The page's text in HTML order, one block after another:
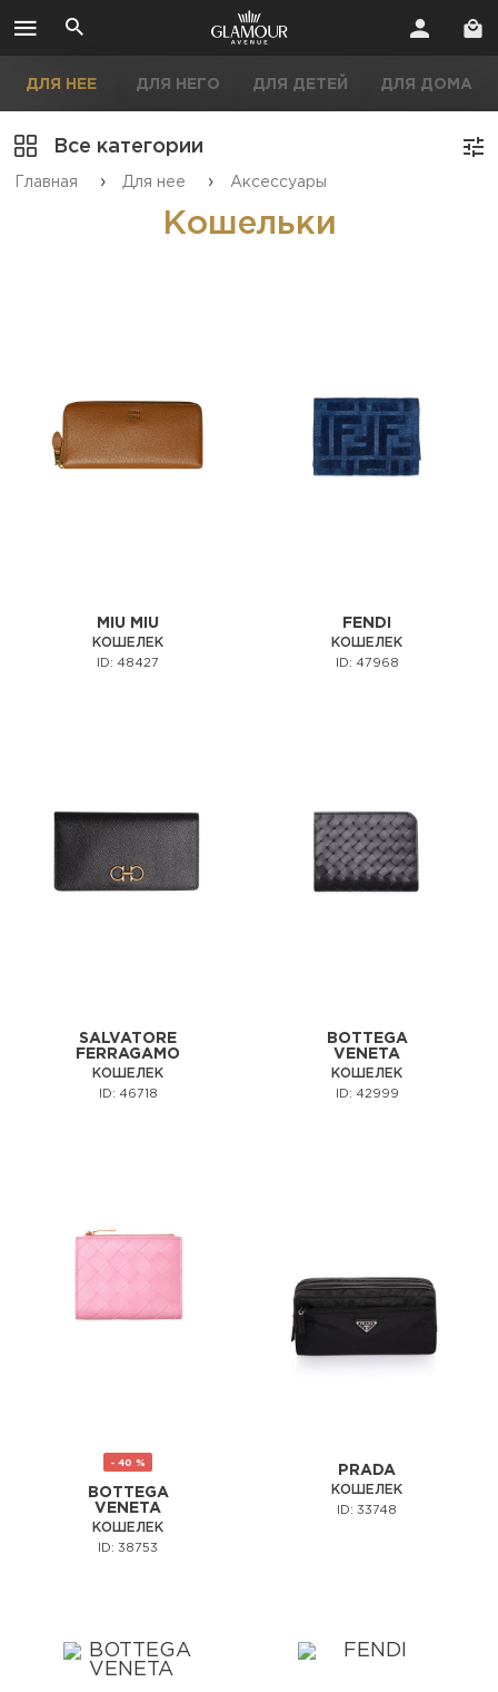
ДЛЯ НЕЕ ДЛЯ НЕГО ДЛЯ ДЕТЕЙ ДЛЯ ДОМА
Все категории
Главная › Для нее › Аксессуары
Кошельки
MIU MIU
КОШЕЛЕК
ID: 48427
FENDI
КОШЕЛЕК
ID: 47968
SALVATORE
FERRAGAMO
КОШЕЛЕК
ID: 46718
BOTTEGA
VENETA
КОШЕЛЕК
ID: 42999
- 40 %
BOTTEGA
VENETA
КОШЕЛЕК
ID: 38753
PRADA
КОШЕЛЕК
ID: 33748